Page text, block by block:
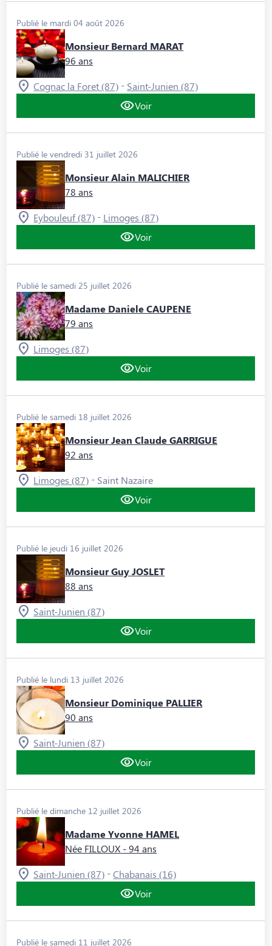
Publié le mardi 04 août 2026
Monsieur Bernard MARAT
96 ans
Cognac la Foret (87) - Saint-Junien (87)
Voir
Publié le vendredi 31 juillet 2026
Monsieur Alain MALICHIER
78 ans
Eybouleuf (87) - Limoges (87)
Voir
Publié le samedi 25 juillet 2026
Madame Daniele CAUPENE
79 ans
Limoges (87)
Voir
Publié le samedi 18 juillet 2026
Monsieur Jean Claude GARRIGUE
92 ans
Limoges (87) - Saint Nazaire
Voir
Publié le jeudi 16 juillet 2026
Monsieur Guy JOSLET
88 ans
Saint-Junien (87)
Voir
Publié le lundi 13 juillet 2026
Monsieur Dominique PALLIER
90 ans
Saint-Junien (87)
Voir
Publié le dimanche 12 juillet 2026
Madame Yvonne HAMEL
Née FILLOUX - 94 ans
Saint-Junien (87) -Chabanais (16)
Voir
Publié le samedi 11 juillet 2026